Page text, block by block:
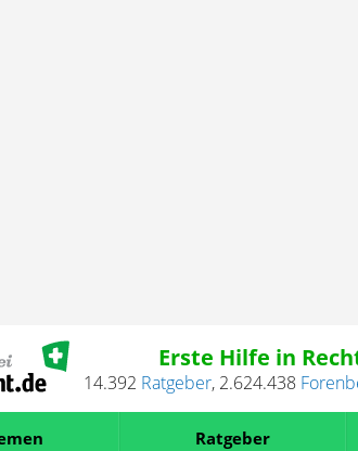
Erste Hilfe in
14.392 Ratgeber, 2.624.438
Ratgeber